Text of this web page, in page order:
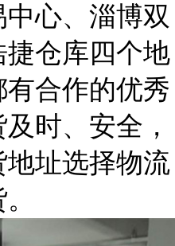
心、淄博双
仓库四个地
合作的优秀
时、安全，
址选择物流